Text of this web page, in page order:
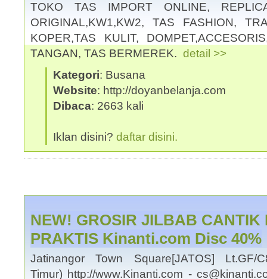
TOKO TAS IMPORT ONLINE,
ORIGINAL,KW1,KW2, TAS FASHION,
KOPER,TAS KULIT,
TANGAN, TAS BERMEREK. detail >>
Kategori: Busana
Website: http://doyanbelanja.com
Dibaca: 2663 kali
Iklan disini? daftar disini.
NEW! GROSIR JILBAB CANTIK
PRAKTIS Kinanti.com Disc 40%
Jatinangor Town Square[JATOS] Lt.GF/
Timur) http://www.Kinanti.com -